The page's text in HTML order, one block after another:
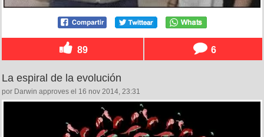
89 6
La espiral de la evolución
por Darwin approves el 16 nov 2014, 23:31